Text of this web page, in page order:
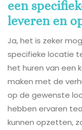
een
leveren en
Ja, het is zeker
specifieke locatie
het huren van een
maken met de
op de gewenste
hebben ervaren
kunnen opzetten,